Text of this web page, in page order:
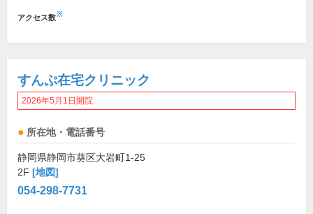
アクセス数※
すんぷ在宅クリニック
2026年5月1日開院
所在地・電話番号
静岡県静岡市葵区大岩町1-25
2F [地図]
054-298-7731